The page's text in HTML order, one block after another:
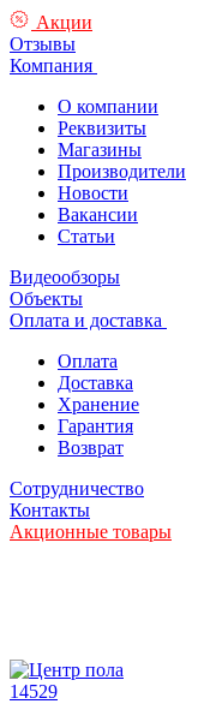
Акции
Отзывы
Компания
О компании
Реквизиты
Магазины
Производители
Новости
Вакансии
Статьи
Видеообзоры
Объекты
Оплата и доставка
Оплата
Доставка
Хранение
Гарантия
Возврат
Сотрудничество
Контакты
Акционные товары
14529